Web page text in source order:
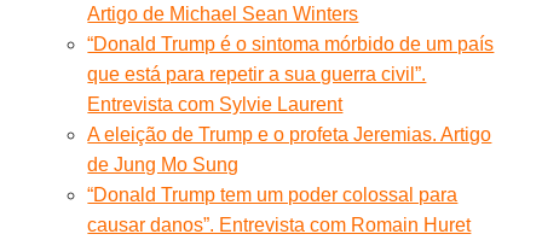
Artigo de Michael Sean Winters
“Donald Trump é o sintoma mórbido de um país
que está para repetir a sua guerra civil”.
Entrevista com Sylvie Laurent
A eleição de Trump e o profeta Jeremias. Artigo
de Jung Mo Sung
“Donald Trump tem um poder colossal para
causar danos”. Entrevista com Romain Huret